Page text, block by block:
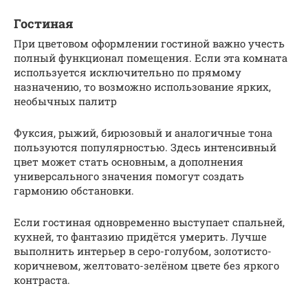
Гостиная
При цветовом оформлении гостиной важно учесть
полный функционал помещения. Если эта комната
используется исключительно по прямому
назначению, то возможно использование ярких,
необычных палитр
Фуксия, рыжий, бирюзовый и аналогичные тона
пользуются популярностью. Здесь интенсивный
цвет может стать основным, а дополнения
универсального значения помогут создать
гармонию обстановки.
Если гостиная одновременно выступает спальней,
кухней, то фантазию придётся умерить. Лучше
выполнить интерьер в серо-голубом, золотисто-
коричневом, желтовато-зелёном цвете без яркого
контраста.